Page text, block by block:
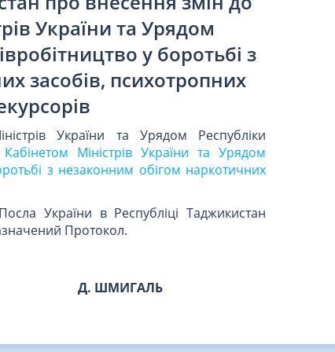
України та Урядом
у боротьбі з
засобів, психотропних
України та Урядом Республіки
Міністрів України та Урядом
з незаконним обігом наркотичних
України в Республіці Таджикистан
Протокол.
Д. ШМИГАЛЬ